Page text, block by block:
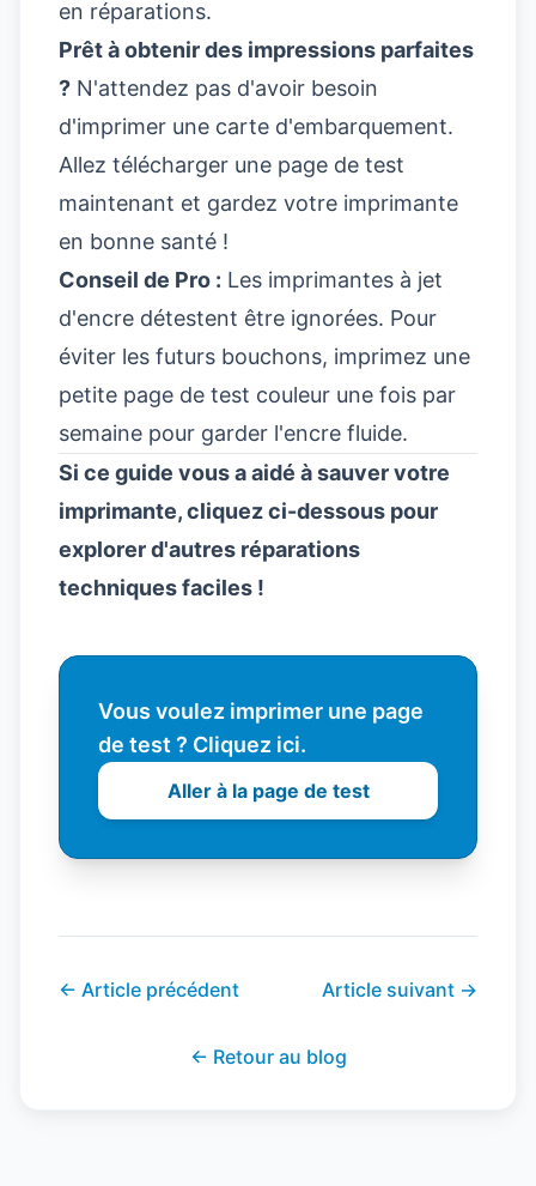
en réparations.
Prêt à obtenir des impressions parfaites
? N'attendez pas d'avoir besoin
d'imprimer une carte d'embarquement.
Allez télécharger une page de test
maintenant et gardez votre imprimante
en bonne santé !
Conseil de Pro : Les imprimantes à jet
d'encre détestent être ignorées. Pour
éviter les futurs bouchons, imprimez une
petite page de test couleur une fois par
semaine pour garder l'encre fluide.
Si ce guide vous a aidé à sauver votre
imprimante, cliquez ci-dessous pour
explorer d'autres réparations
techniques faciles !
Vous voulez imprimer une page
de test ? Cliquez ici.
Aller à la page de test
← Article précédent Article suivant →
← Retour au blog